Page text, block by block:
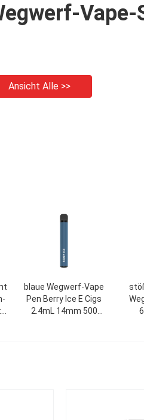
Ansicht Alle >>
blaue Wegwerf-Vape
Pen Berry Ice E Cigs
2.4mL 14mm 500